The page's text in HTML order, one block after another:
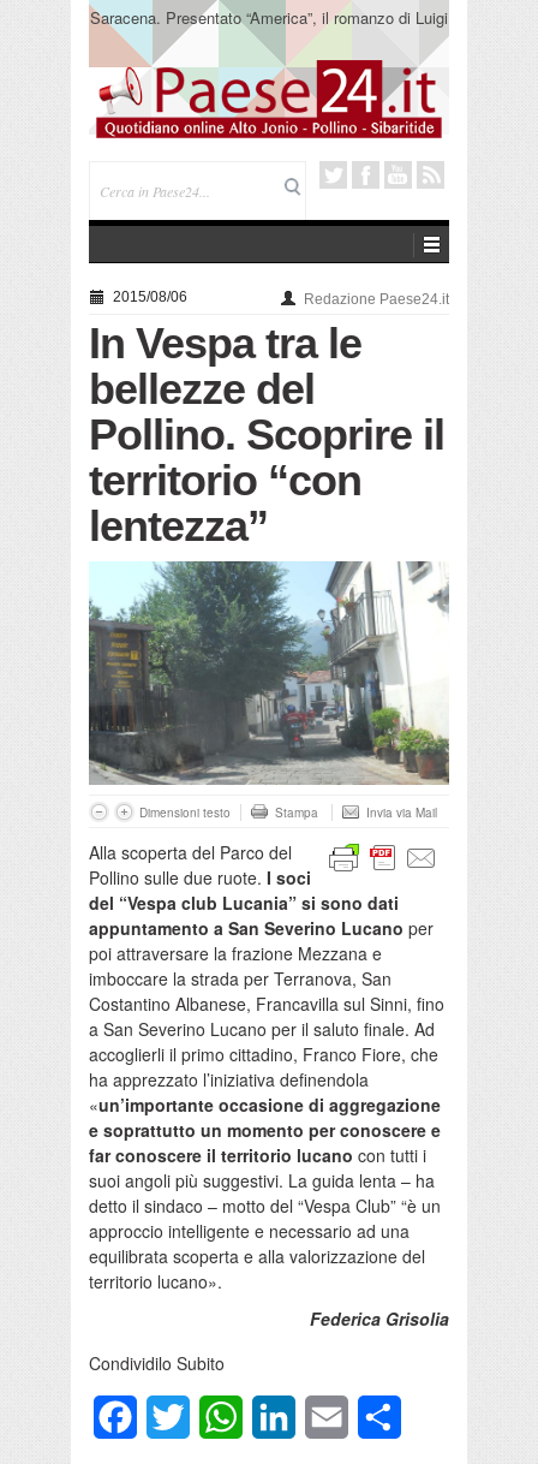
Saracena. Presentato “America”, il romanzo di Luigi
Pandolfi che racconta l’emigrazione
2015/08/06 Redazione Paese24.it
In Vespa tra le
bellezze del
Pollino. Scoprire il
territorio “con
lentezza”
Dimensioni testo Stampa Invia via Mail
Alla scoperta del Parco del
Pollino sulle due ruote. I soci
del “Vespa club Lucania” si sono dati
appuntamento a San Severino Lucano per
poi attraversare la frazione Mezzana e
imboccare la strada per Terranova, San
Costantino Albanese, Francavilla sul Sinni, fino
a San Severino Lucano per il saluto finale. Ad
accoglierli il primo cittadino, Franco Fiore, che
ha apprezzato l’iniziativa definendola
«un’importante occasione di aggregazione
e soprattutto un momento per conoscere e
far conoscere il territorio lucano con tutti i
suoi angoli più suggestivi. La guida lenta – ha
detto il sindaco – motto del “Vespa Club” “è un
approccio intelligente e necessario ad una
equilibrata scoperta e alla valorizzazione del
territorio lucano».
Federica Grisolia
Condividilo Subito
FacebookTwitter WhatsAppLinkedInEmail